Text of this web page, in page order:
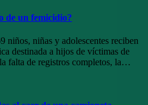
de un femicidio?
niñas y adolescentes reciben
destinada a hijos de víctimas de
falta de registros completos, la…